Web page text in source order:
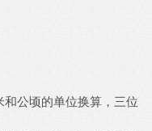
公顷的单位换算，三位